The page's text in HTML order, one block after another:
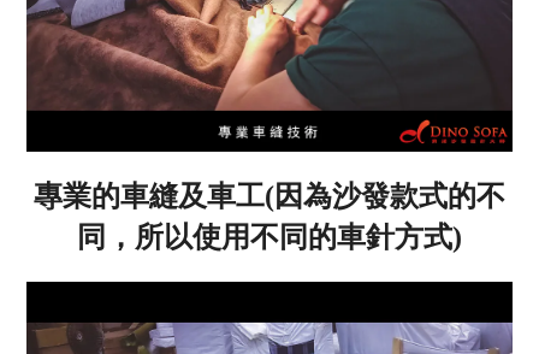
專業的車縫及車工(因為沙發款式的不
同，所以使用不同的車針方式)